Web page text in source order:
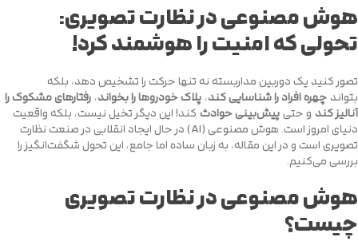
هوش مصنوعی در نظارت تصویری:
تحولی که امنیت را هوشمند کرد!
تصور کنید یک دوربین مداربسته نه تنها حرکت را تشخیص دهد، بلکه
بتواندچهره افراد را شناسایی کند، پلاک خودروها را بخواند، رفتارهای مشکوک را
آنالیز کند و حتیپیش‌بینی حوادث کند! این دیگر تخیل نیست، بلکه واقعیت
دنیای امروز است. هوش مصنوعی (AI) در حال ایجاد انقلابی در صنعت نظارت
تصویری است و در این مقاله، به زبان ساده اما جامع، این تحول شگفت‌انگیز را
بررسی می‌کنیم.
هوش مصنوعی در نظارت تصویری
چیست؟